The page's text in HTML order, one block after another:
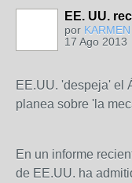
EE. UU.
por KARMEN
17 Ago 2013
EE.UU. 'despeja' el
planea sobre 'la
En un informe
de EE.UU. ha